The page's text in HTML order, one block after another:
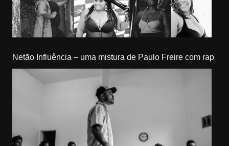
Netão Influência – uma mistura de Paulo Freire com rap